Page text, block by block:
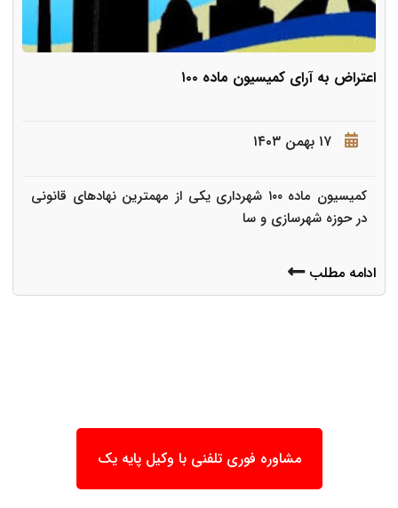
اعتراض به آرای کمیسیون ماده ۱۰۰
۱۷ بهمن ۱۴۰۳
کمیسیون ماده ۱۰۰ شهرداری یکی از مهمترین نهادهای قانونی
در حوزه شهرسازی و سا
ادامه مطلب
مشاوره فوری تلفنی با وکیل پایه یک